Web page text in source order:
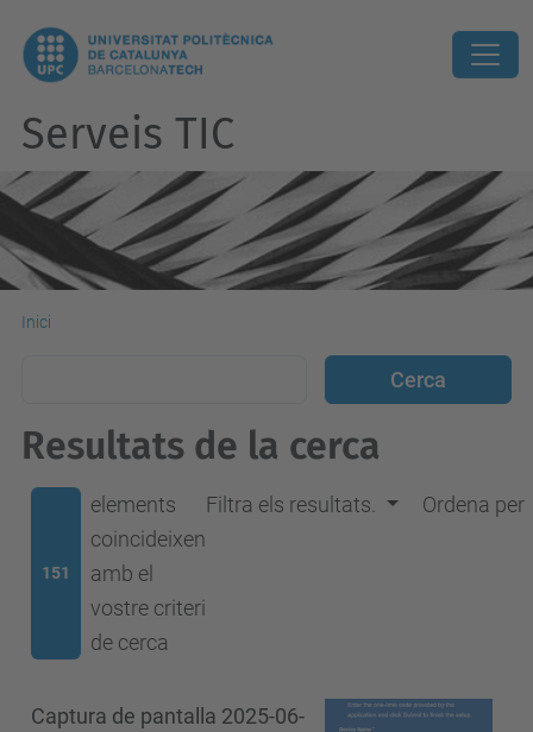
Serveis TIC
Inici
Resultats de la cerca
151
elements
coincideixen
amb el
vostre criteri
de cerca
Filtra els resultats. Ordena per
Captura de pantalla 2025-06-